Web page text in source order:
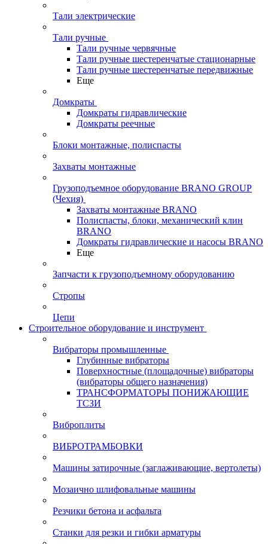
Тали электрические
Тали ручные
Тали ручные червячные
Тали ручные шестеренчатые стационарные
Тали ручные шестеренчатые передвижные
Еще
Домкраты
Домкраты гидравлические
Домкраты реечные
Блоки монтажные, полиспасты
Захваты монтажные
Грузоподъемное оборудование BRANO GROUP
(Чехия)
Захваты монтажные BRANO
Полиспасты, блоки, механический клин
BRANO
Домкраты гидравлические и насосы BRANO
Еще
Запчасти к грузоподъемному оборудованию
Стропы
Цепи
Строительное оборудование и инструмент
Вибраторы промышленные
Глубинные вибраторы
Поверхностные (площадочные) вибраторы
(вибраторы общего назначения)
ТРАНСФОРМАТОРЫ ПОНИЖАЮЩИЕ
ТСЗИ
Виброплиты
ВИБРОТРАМБОВКИ
Машины затирочные (заглаживающие, вертолеты)
Мозаично шлифовальные машины
Резчики бетона и асфальта
Станки для резки и гибки арматуры